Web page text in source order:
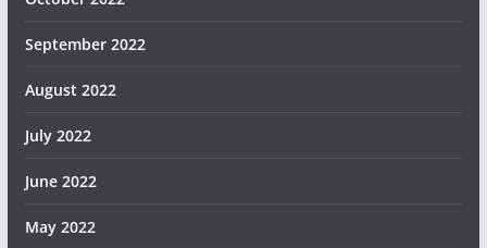
September 2022
August 2022
July 2022
June 2022
May 2022